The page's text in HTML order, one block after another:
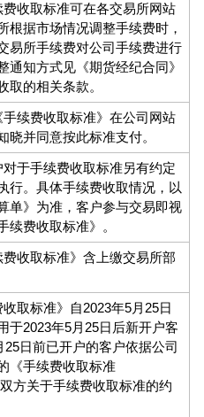
费收取标准可在各交易所网站
根据市场情况调整手续费时，
易所手续费对公司手续费进行
通知方式见《期货经纪合同》
取的相关条款。
手续费收取标准》在公司网站
晓并同意按此标准支付。
于手续费收取标准另有约定
行。具体手续费收取情况，以
单》为准，客户参与交易即视
续费收取标准》。
收取标准》含上缴交易所部
取标准》自2023年5月25日
于2023年5月25日后新开户客
25日前已开户的客户依据公司
《手续费收取标准
方关于手续费收取标准的约